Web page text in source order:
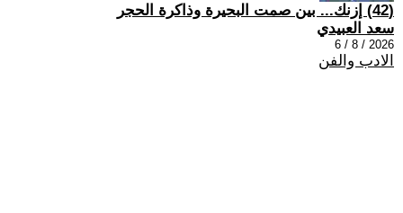
(42) إزنك... بين صمت البحيرة وذاكرة الحجر
سعد العبيدي
2026 / 8 / 6
الادب والفن